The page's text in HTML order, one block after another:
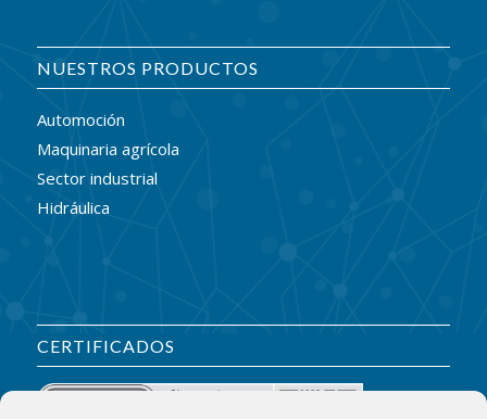
NUESTROS PRODUCTOS
Automoción
Maquinaria agrícola
Sector industrial
Hidráulica
CERTIFICADOS